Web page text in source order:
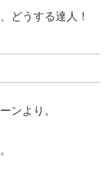
どうする達人！
ンより。